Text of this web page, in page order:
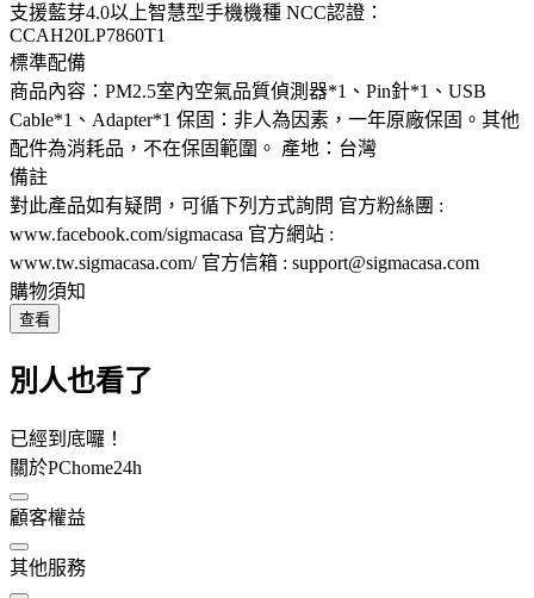
支援藍芽4.0以上智慧型手機機種 NCC認證：
CCAH20LP7860T1
標準配備
商品內容：PM2.5室內空氣品質偵測器*1、Pin針*1、USB
Cable*1、Adapter*1 保固：非人為因素，一年原廠保固。其他
配件為消耗品，不在保固範圍。 產地：台灣
備註
對此產品如有疑問，可循下列方式詢問 官方粉絲團 :
www.facebook.com/sigmacasa 官方網站 :
www.tw.sigmacasa.com/ 官方信箱 : support@sigmacasa.com
購物須知
查看
別人也看了
已經到底囉！
關於PChome24h
顧客權益
其他服務